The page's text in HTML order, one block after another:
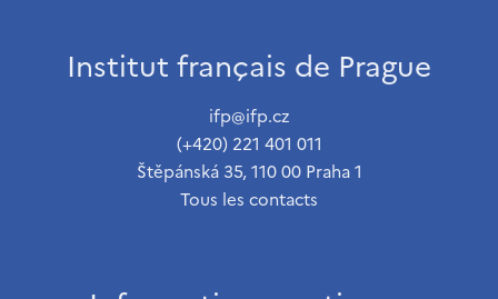
Institut français de Prague
ifp@ifp.cz
(+420) 221 401 011
Štěpánská 35, 110 00 Praha 1
Tous les contacts